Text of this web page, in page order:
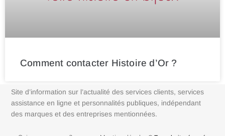
Comment contacter Histoire d’Or ?
Site d’information sur l’actualité des services clients, services
assistance en ligne et personnalités publiques, indépendant
des marques et des entreprises mentionnées.